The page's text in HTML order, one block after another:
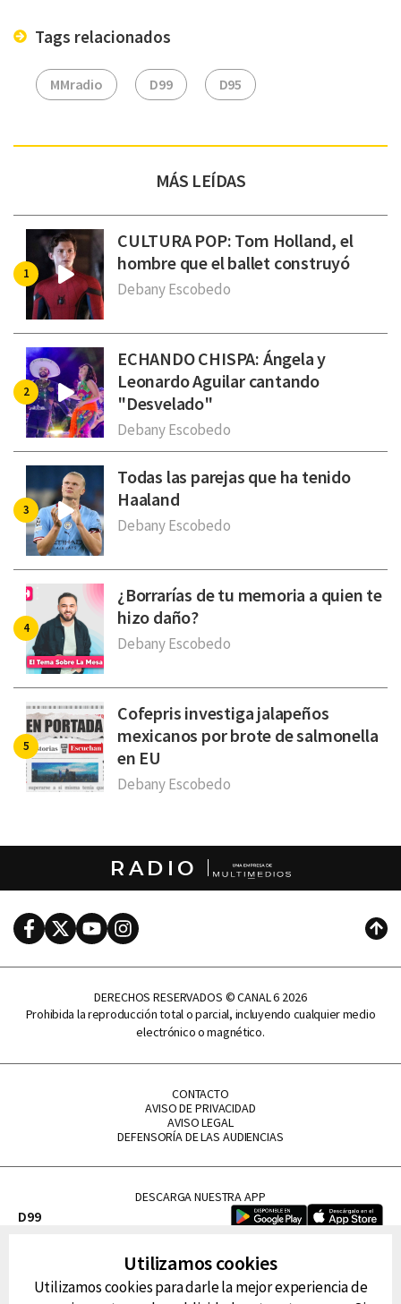
Tags relacionados
MMradio D99 D95
MÁS LEÍDAS
CULTURA POP: Tom Holland, el
hombre que el ballet construyó
Debany Escobedo
ECHANDO CHISPA: Ángela y
Leonardo Aguilar cantando
"Desvelado"
Debany Escobedo
Todas las parejas que ha tenido
Haaland
Debany Escobedo
¿Borrarías de tu memoria a quien te
hizo daño?
Debany Escobedo
Cofepris investiga jalapeños
mexicanos por brote de salmonella
en EU
Debany Escobedo
RADIO
FacebookTwitterYoutubeInstagram
DERECHOS RESERVADOS © CANAL 6 2026
Prohibida la reproducción total o parcial, incluyendo cualquier medio
electrónico o magnético.
CONTACTO
AVISO DE PRIVACIDAD
AVISO LEGAL
DEFENSORÍA DE LAS AUDIENCIAS
DESCARGA NUESTRA APP
D99
FM Tu
Utilizamos cookies
Utilizamos cookies para darle la mejor experiencia de